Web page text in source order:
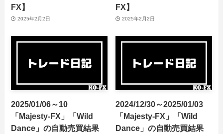
FX】
2025年2月2日
FX】
2025年2月2日
2025/01/06～10
「Majesty-FX」「Wild
Dance」の自動売買結果
2024/12/30～2025/01/03
「Majesty-FX」「Wild
Dance」の自動売買結果